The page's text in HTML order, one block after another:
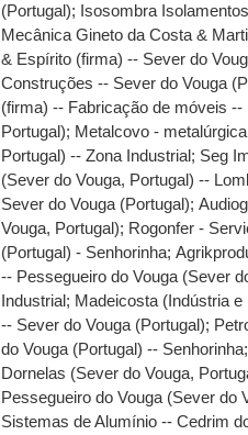
(Portugal); Isosombra
Mecânica Gineto da Costa &
& Espírito (firma) -- Sever do
Construções -- Sever do Vouga
(firma) -- Fabricação de móveis
Portugal); Metalcovo -
Portugal) -- Zona Industrial; Seg
(Sever do Vouga, Portugal) --
Sever do Vouga (Portugal);
Vouga, Portugal); Rogonfer -
(Portugal) - Senhorinha;
-- Pessegueiro do Vouga (Sever
Industrial; Madeicosta (Indústria
-- Sever do Vouga (Portugal);
do Vouga (Portugal) -- Senhorinha
Dornelas (Sever do Vouga,
Pessegueiro do Vouga (Sever do
Sistemas de Alumínio -- Cedrim